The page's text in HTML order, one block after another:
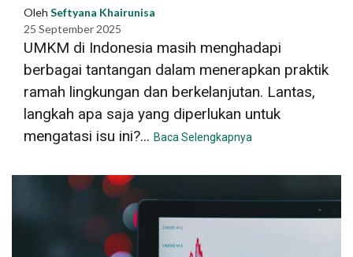
Oleh Seftyana Khairunisa
25 September 2025
UMKM di Indonesia masih menghadapi
berbagai tantangan dalam menerapkan praktik
ramah lingkungan dan berkelanjutan. Lantas,
langkah apa saja yang diperlukan untuk
mengatasi isu ini?... Baca Selengkapnya